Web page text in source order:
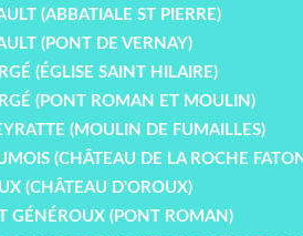
(ABBATIALE ST PIERRE)
(PONT DE VERNAY)
(ÉGLISE SAINT HILAIRE)
(PONT ROMAN ET MOULIN)
(MOULIN DE FUMAILLES)
(CHÂTEAU DE LA ROCHE
(CHÂTEAU D'OROUX)
GÉNÉROUX (PONT ROMAN)